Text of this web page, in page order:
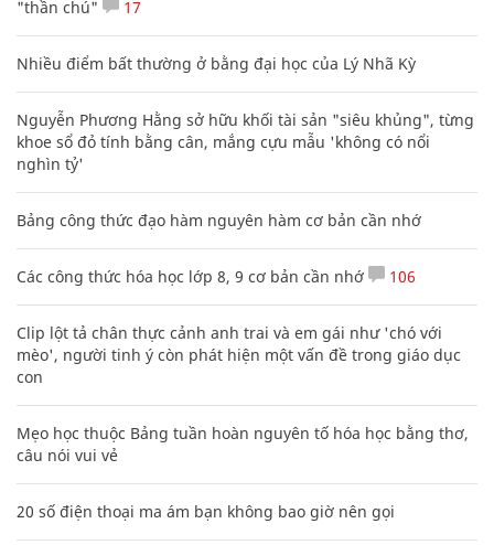
"thần chú"
17
Nhiều điểm bất thường ở bằng đại học của Lý Nhã Kỳ
Nguyễn Phương Hằng sở hữu khối tài sản "siêu khủng", từng
khoe sổ đỏ tính bằng cân, mắng cựu mẫu 'không có nổi
nghìn tỷ'
Bảng công thức đạo hàm nguyên hàm cơ bản cần nhớ
Các công thức hóa học lớp 8, 9 cơ bản cần nhớ 106
Clip lột tả chân thực cảnh anh trai và em gái như 'chó với
mèo', người tinh ý còn phát hiện một vấn đề trong giáo dục
con
Mẹo học thuộc Bảng tuần hoàn nguyên tố hóa học bằng thơ,
câu nói vui vẻ
20 số điện thoại ma ám bạn không bao giờ nên gọi